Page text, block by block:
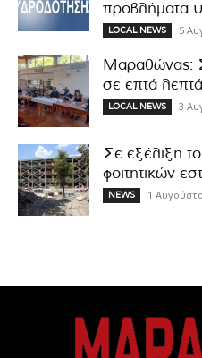
προβλήματα
LOCAL NEWS 5
Μαραθώνας:
σε επτά
LOCAL NEWS 3
Σε εξέλιξη
φοιτητικών
NEWS 1